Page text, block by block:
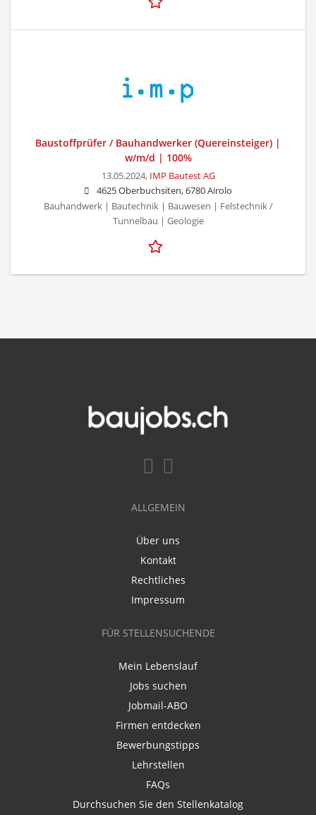
Baustoffprüfer / Bauhandwerker (Quereinsteiger) |
w/m/d | 100%
13.05.2024, IMP Bautest AG
4625 Oberbuchsiten, 6780 Airolo
Bauhandwerk | Bautechnik | Bauwesen | Felstechnik /
Tunnelbau | Geologie
ALLGEMEIN
Über uns
Kontakt
Rechtliches
Impressum
FÜR STELLENSUCHENDE
Mein Lebenslauf
Jobs suchen
Jobmail-ABO
Firmen entdecken
Bewerbungstipps
Lehrstellen
FAQs
Durchsuchen Sie den Stellenkatalog